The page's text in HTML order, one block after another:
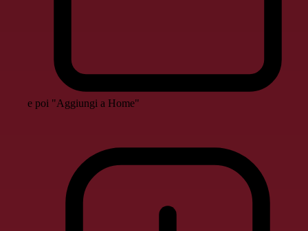
e poi "Aggiungi a Home"